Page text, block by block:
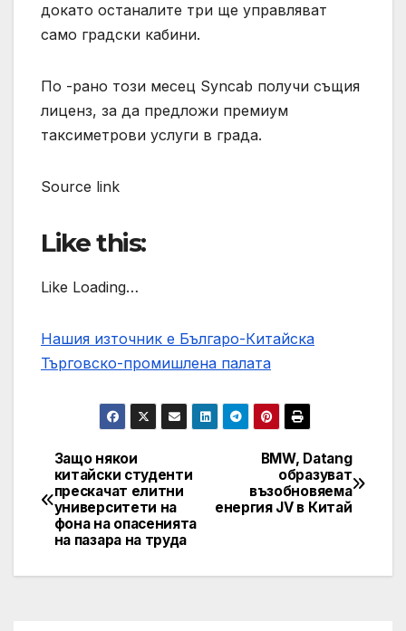
докато останалите три ще управляват
само градски кабини.
По -рано този месец Syncab получи същия
лиценз, за да предложи премиум
таксиметрови услуги в града.
Source link
Like this:
Like Loading…
Нашия източник е Българо-Китайска
Търговско-промишлена палaта
Post
navigation
BMW, Datang
образуват
възобновяема
енергия JV в Китай
Защо някои
китайски студенти
прескачат елитни
университети на
фона на опасенията
на пазара на труда